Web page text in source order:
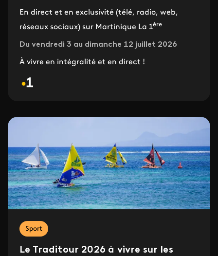
En direct et en exclusivité (télé, radio, web,
réseaux sociaux) sur Martinique La 1ère
Du vendredi 3 au dimanche 12 juillet 2026
À vivre en intégralité et en direct !
Sport
Le Traditour 2026 à vivre sur les